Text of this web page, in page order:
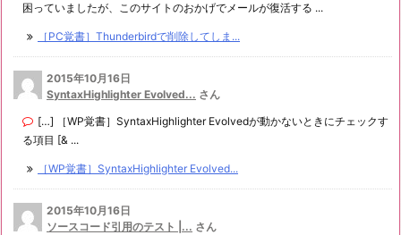
困っていましたが、このサイトのおかげでメールが復活する ...
［PC覚書］Thunderbirdで削除してしま...
2015年10月16日
SyntaxHighlighter Evolved... さん
[…] ［WP覚書］SyntaxHighlighter Evolvedが動かないときにチェックす
る項目 [& ...
［WP覚書］SyntaxHighlighter Evolved...
2015年10月16日
ソースコード引用のテスト |... さん